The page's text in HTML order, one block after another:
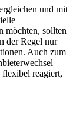
und mit
möchten, sollten
der Regel nur
Auch zum
reagiert,